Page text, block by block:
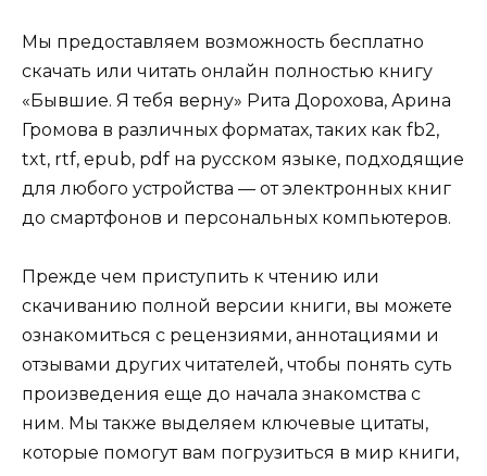
Мы предоставляем возможность бесплатно
скачать или читать онлайн полностью книгу
«Бывшие. Я тебя верну» Рита Дорохова, Арина
Громова в различных форматах, таких как fb2,
txt, rtf, epub, pdf на русском языке, подходящие
для любого устройства — от электронных книг
до смартфонов и персональных компьютеров.
Прежде чем приступить к чтению или
скачиванию полной версии книги, вы можете
ознакомиться с рецензиями, аннотациями и
отзывами других читателей, чтобы понять суть
произведения еще до начала знакомства с
ним. Мы также выделяем ключевые цитаты,
которые помогут вам погрузиться в мир книги,